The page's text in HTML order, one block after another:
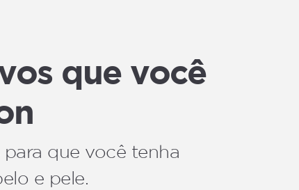
que você
que você tenha
e pele.